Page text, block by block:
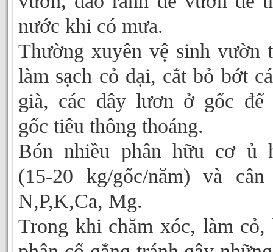
nước khi có mưa.
Thường xuyên vệ sinh vườn
làm sạch cỏ dại, cắt bỏ bớt
già, các dây lươn ở gốc để
gốc tiêu thông thoáng.
Bón nhiều phân hữu cơ ủ
(15-20 kg/gốc/năm) và
N,P,K,Ca, Mg.
Trong khi chăm xóc, làm cỏ,